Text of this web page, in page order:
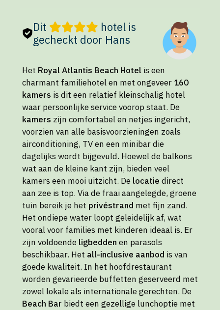
Dit
hotel is
gecheckt door Hans
Het Royal Atlantis Beach Hotel is een
charmant familiehotel en met ongeveer 160
kamers is dit een relatief kleinschalig hotel
waar persoonlijke service voorop staat. De
kamers zijn comfortabel en netjes ingericht,
voorzien van alle basisvoorzieningen zoals
airconditioning, TV en een minibar die
dagelijks wordt bijgevuld. Hoewel de balkons
wat aan de kleine kant zijn, bieden veel
kamers een mooi uitzicht. De locatie direct
aan zee is top. Via de fraai aangelegde, groene
tuin bereik je het privéstrand met fijn zand.
Het ondiepe water loopt geleidelijk af, wat
vooral voor families met kinderen ideaal is. Er
zijn voldoende ligbedden en parasols
beschikbaar. Het all-inclusive aanbod is van
goede kwaliteit. In het hoofdrestaurant
worden gevarieerde buffetten geserveerd met
zowel lokale als internationale gerechten. De
Beach Bar biedt een gezellige lunchoptie met